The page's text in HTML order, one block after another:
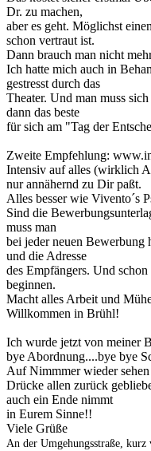
Dr. zu machen,
aber es geht. Möglichst
schon vertraut ist.
Dann brauch man nicht
Ich hatte mich auch in
gestresst durch das
Theater. Und man muss
dann das beste
für sich am "Tag der
Zweite Empfehlung:
Intensiv auf alles (wirklich
nur annähernd zu Dir paßt.
Alles besser wie Vivento´s
Sind die
muss man
bei jeder neuen Bewerbung
und die Adresse
des Empfängers. Und
beginnen.
Macht alles Arbeit und
Willkommen in Brühl!
Ich wurde jetzt von meiner
bye Abordnung....bye bye
Auf Nimmmer wieder sehen
Drücke allen zurück
auch ein Ende nimmt
in Eurem Sinne!!
Viele Grüße
An der Umgehungsstraße, kurz